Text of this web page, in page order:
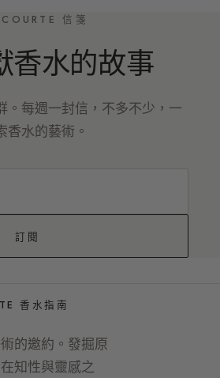
信箋
香水的故事
。每週一封信，不多不少，一
香水的藝術。
訂閱
香水指南
的邀約。發掘原
知性與靈感之